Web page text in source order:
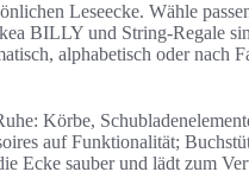
Leseecke. Wähle
BILLY und String-Regale
alphabetisch oder nach
Körbe,
auf Funktionalität;
Ecke sauber und lädt zum